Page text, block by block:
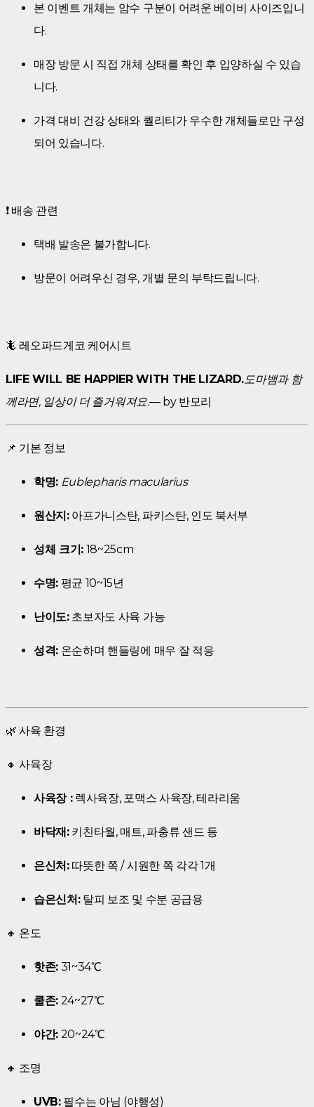
본 이벤트 개체는 암수 구분이 어려운 베이비 사이즈입니
다.
매장 방문 시 직접 개체 상태를 확인 후 입양하실 수 있습
니다.
가격 대비 건강 상태와 퀄리티가 우수한 개체들로만 구성
되어 있습니다.
❗ 배송 관련
택배 발송은 불가합니다.
방문이 어려우신 경우, 개별 문의 부탁드립니다.
🦎 레오파드게코 케어시트
LIFE WILL BE HAPPIER WITH THE LIZARD. 도마뱀과 함
께라면, 일상이 더 즐거워져요.— by 반모리
📌 기본 정보
학명: Eublepharis macularius
원산지:아프가니스탄, 파키스탄, 인도 북서부
성체 크기: 18~25cm
수명: 평균 10~15년
난이도:초보자도 사육 가능
성격: 온순하며 핸들링에 매우 잘 적응
🌿 사육 환경
🔸 사육장
사육장 :렉사육장, 포맥스 사육장, 테라리움
바닥재:키친타월, 매트, 파충류 샌드 등
은신처:따뜻한 쪽 / 시원한 쪽 각각 1개
습은신처:탈피 보조 및 수분 공급용
🔸 온도
핫존: 31~34℃
쿨존: 24~27℃
야간: 20~24℃
🔸 조명
UVB:필수는 아님 (야행성)